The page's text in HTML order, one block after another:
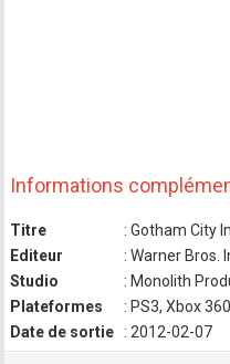
Informations
Titre
: Gotham City
Editeur
: Warner
Studio
: Monolith
Plateformes
: PS3, Xbox
Date de sortie
: 2012-02-07